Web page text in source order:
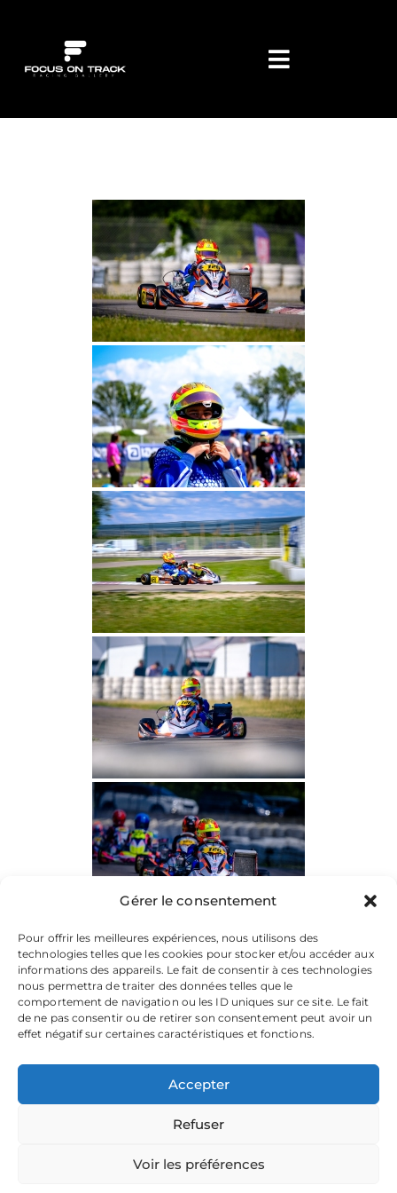
Gérer le consentement
Pour offrir les meilleures expériences, nous utilisons des
technologies telles que les cookies pour stocker et/ou accéder aux
informations des appareils. Le fait de consentir à ces technologies
nous permettra de traiter des données telles que le
comportement de navigation ou les ID uniques sur ce site. Le fait
de ne pas consentir ou de retirer son consentement peut avoir un
effet négatif sur certaines caractéristiques et fonctions.
Accepter
Refuser
Voir les préférences
votre passion.